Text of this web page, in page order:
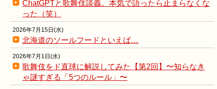
ChatGPTと歌舞伎談義。本気で語ったら止まらなくな
った（笑）
2026年7月15日(水)
北海道のソールフードといえば…
2026年7月1日(水)
歌舞伎をド直球に解説してみた【第2回】〜知らなき
ゃ謎すぎる「5つのルール」〜